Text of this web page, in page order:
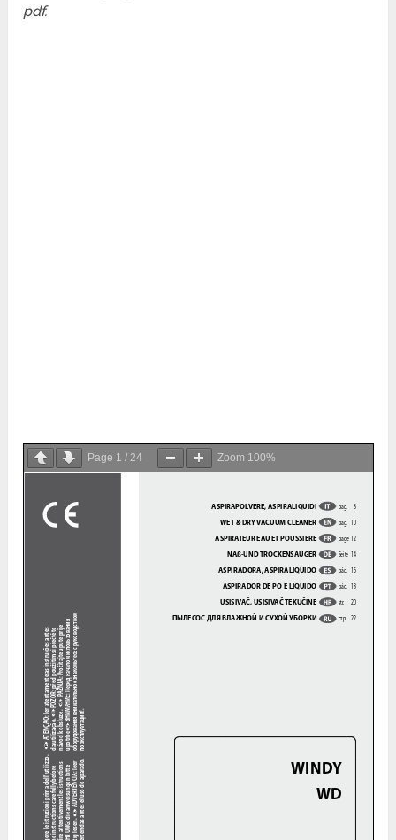
pdf.
Page 1 /24 Zoom 100%